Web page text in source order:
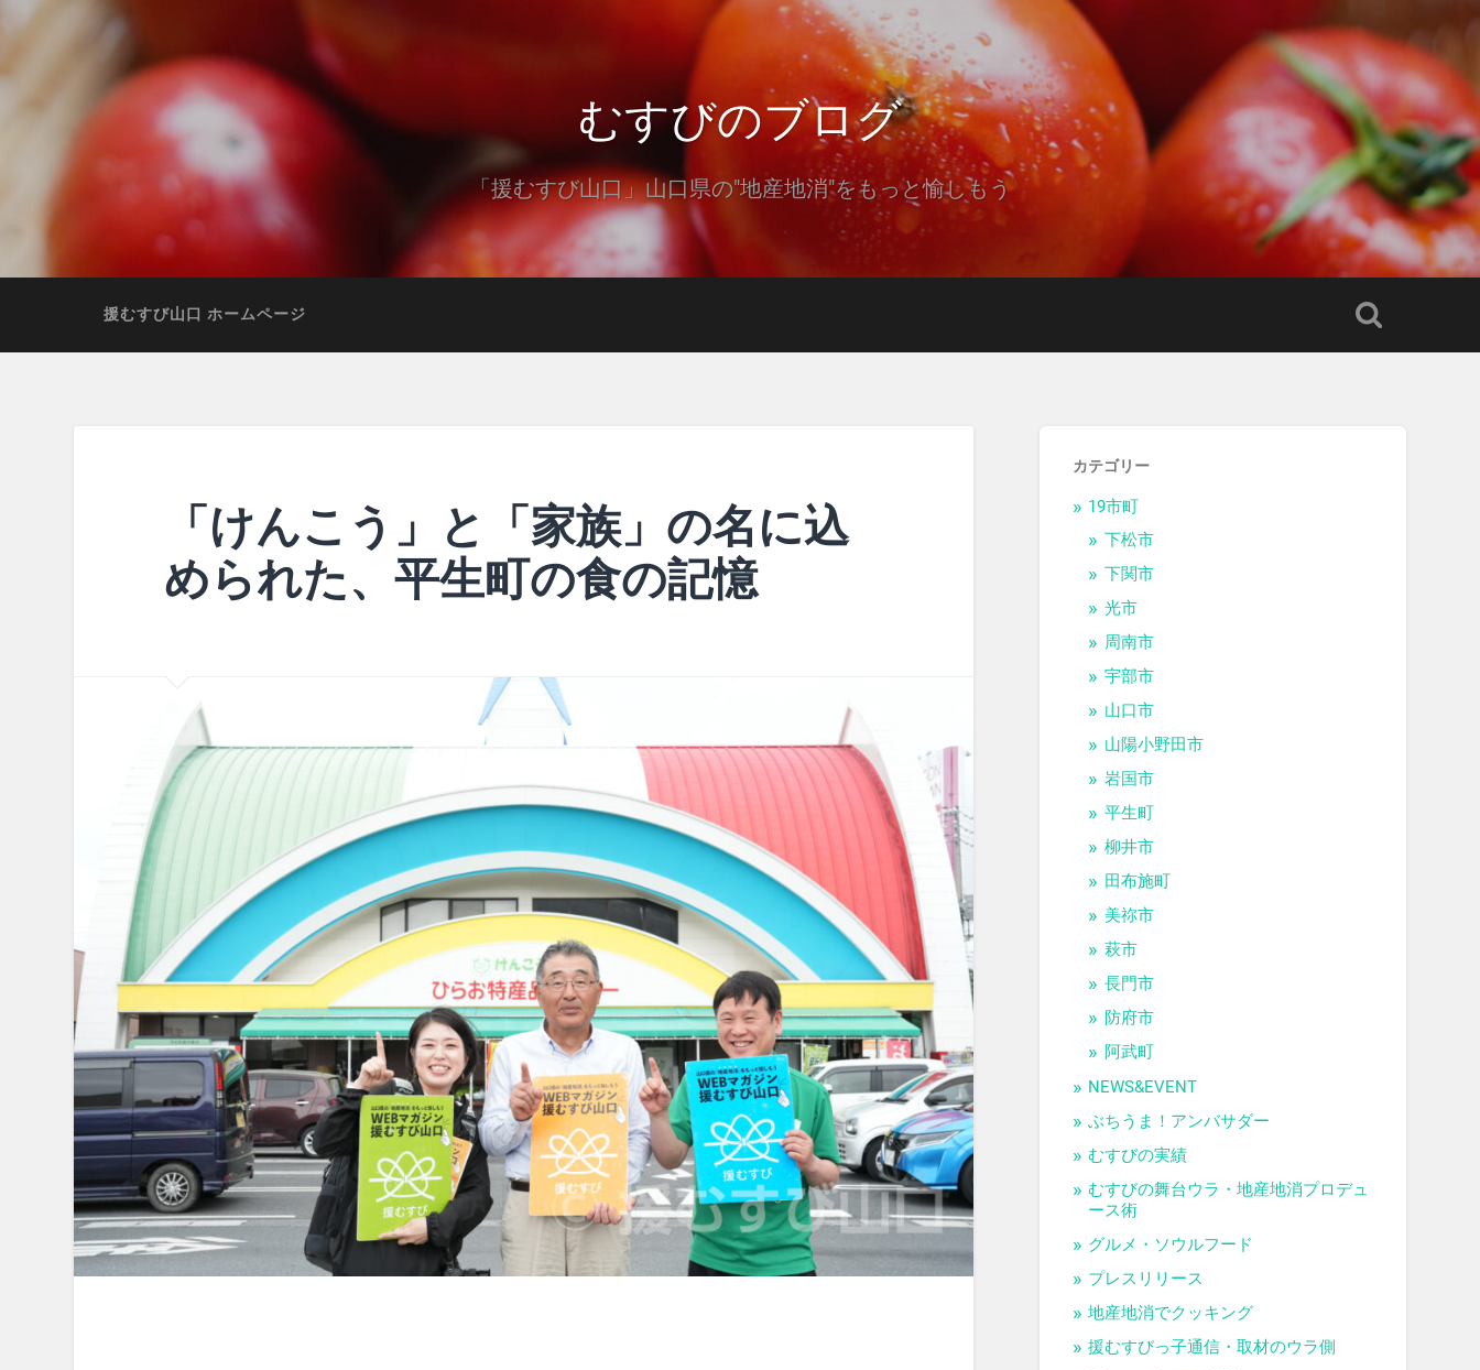
むすびのブログ
「援むすび山口」山口県の"地産地消"をもっと愉しもう
援むすび山口 ホームページ
「けんこう」と「家族」の名に込
められた、平生町の食の記憶
カテゴリー
19市町
下松市
下関市
光市
周南市
宇部市
山口市
山陽小野田市
岩国市
平生町
柳井市
田布施町
美祢市
萩市
長門市
防府市
阿武町
NEWS&EVENT
ぶちうま！アンバサダー
むすびの実績
むすびの舞台ウラ・地産地消プロデュ
ース術
グルメ・ソウルフード
プレスリリース
地産地消でクッキング
援むすびっ子通信・取材のウラ側